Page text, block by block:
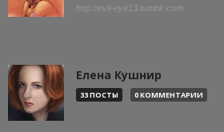
http://evil-eye13.tumblr.com
Елена Кушнир
33 ПОСТЫ 0 КОММЕНТАРИИ